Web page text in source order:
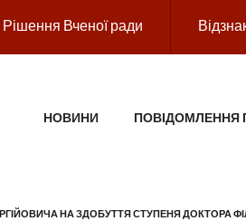
Рішення Вченої ради
НОВИНИ ПОВІДОМЛЕННЯ
НА ЗДОБУТТЯ СТУПЕНЯ ДОКТОРА